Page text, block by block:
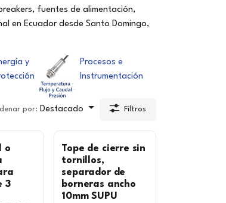
fuentes de alimentación,
en Ecuador desde Santo Domingo,
y
Procesos e
Instrumentación
por: Destacado Filtros
o
3
Tope de cierre sin
tornillos,
separador de
borneras ancho
10mm SUPU